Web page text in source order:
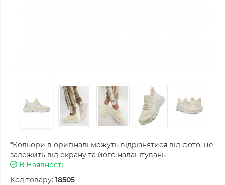
*Кольори в оригіналі можуть відрізнятися від фото, це
залежить від екрану та його налаштувань
В Наявності
Код товару: 18505